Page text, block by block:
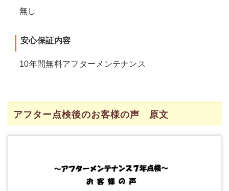
無し
安心保証内容
10年間無料アフターメンテナンス
アフター点検後のお客様の声 原文